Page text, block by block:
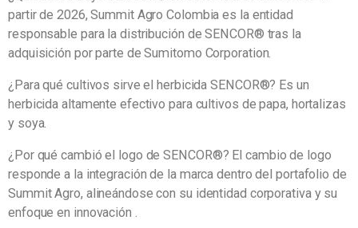
partir de 2026, Summit Agro Colombia es la entidad
responsable para la distribución de SENCOR® tras la
adquisición por parte de Sumitomo Corporation.
¿Para qué cultivos sirve el herbicida SENCOR®? Es un
herbicida altamente efectivo para cultivos de papa, hortalizas
y soya.
¿Por qué cambió el logo de SENCOR®? El cambio de logo
responde a la integración de la marca dentro del portafolio de
Summit Agro, alineándose con su identidad corporativa y su
enfoque en innovación .